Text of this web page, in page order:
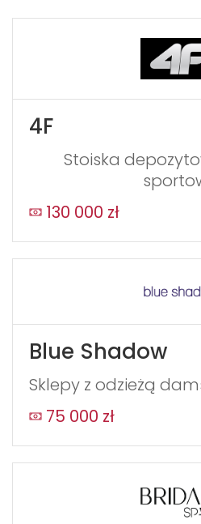
4F
Stoiska
130 000 zł
Blue Shadow
Sklepy z odzieżą
75 000 zł